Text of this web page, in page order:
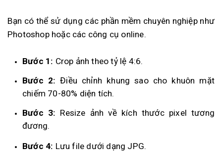
Bạn có thể sử dụng các phần mềm chuyên nghiệp như
Photoshop hoặc các công cụ online.
Bước 1: Crop ảnh theo tỷ lệ 4:6.
Bước 2: Điều chỉnh khung sao cho khuôn mặt
chiếm 70-80% diện tích.
Bước 3: Resize ảnh về kích thước pixel tương
đương.
Bước 4: Lưu file dưới dạng JPG.